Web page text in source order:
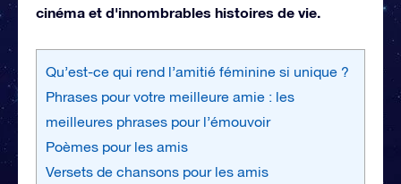
cinéma et d'innombrables histoires de vie.
Qu’est-ce qui rend l’amitié féminine si unique ?
Phrases pour votre meilleure amie : les
meilleures phrases pour l’émouvoir
Poèmes pour les amis
Versets de chansons pour les amis